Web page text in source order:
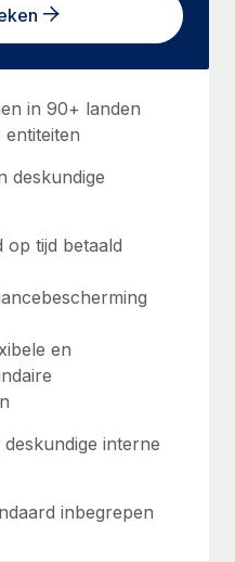
in 90+ landen
deskundige
op tijd betaald
en
interne
inbegrepen